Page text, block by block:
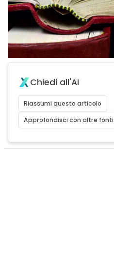
Chiedi all'AI
Riassumi questo articolo
Approfondisci con altre fonti